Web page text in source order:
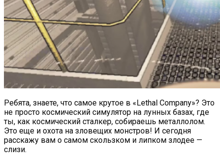
Ребята, знаете, что самое крутое в «Lethal Company»? Это
не просто космический симулятор на лунных базах, где
ты, как космический сталкер, собираешь металлолом.
Это еще и охота на зловещих монстров! И сегодня
расскажу вам о самом скользком и липком злодее —
слизи.